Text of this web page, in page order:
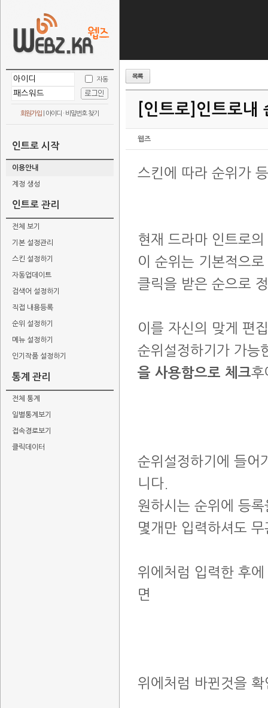
자동
회원가입 아이디 · 비밀번호 찾기
인트로 시작
이용안내
계정 생성
인트로 관리
전체 보기
기본 설정관리
스킨 설정하기
자동업데이트
검색어 설정하기
직접 내용등록
순위 설정하기
메뉴 설정하기
인기작품 설정하기
통계 관리
전체 통계
일별통계보기
접속경로보기
클릭데이터
[인트로] 인트로내
웹즈
스킨에 따라 순위가
현재 드라마 인트로
이 순위는 기본적으
클릭을 받은 순으로
이를 자신의 맞게 편
순위설정하기가 가능
을 사용함으로 체크후
순위설정하기에 들어
니다.
원하시는 순위에 등
몇개만 입력하셔도
위에처럼 입력한 후
면
위에처럼 바뀐것을